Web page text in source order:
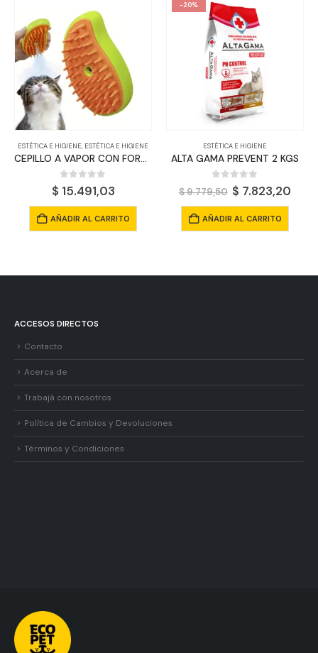
ESTÉTICA E HIGIENE, ESTÉTICA E HIGIENE
CEPILLO A VAPOR CON FORMA DE MANGO
0 out of 5
$ 15.491,03
AÑADIR AL CARRITO
-20%
ESTÉTICA E HIGIENE
ALTA GAMA PREVENT 2 KGS
out of 5
$9.779,50 El
precio
original
era:
$ 9.779,50.
$ 7.823,20
AÑADIR AL CARRITO
ACCESOS DIRECTOS
Contacto
Acerca de
Trabajá con nosotros
Política de Cambios y Devoluciones
Términos y Condiciones